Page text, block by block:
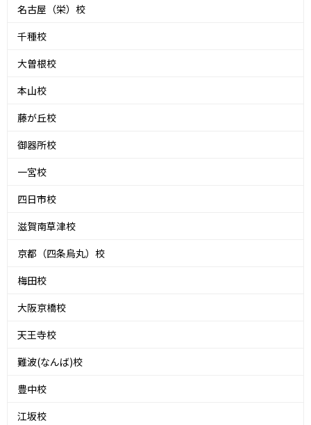
名古屋（栄）校
千種校
大曽根校
本山校
藤が丘校
御器所校
一宮校
四日市校
滋賀南草津校
京都（四条烏丸）校
梅田校
大阪京橋校
天王寺校
難波(なんば)校
豊中校
江坂校